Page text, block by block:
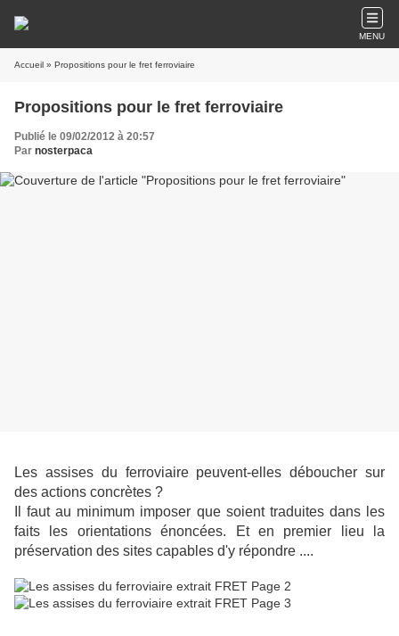
MENU
Accueil » Propositions pour le fret ferroviaire
Propositions pour le fret ferroviaire
Publié le 09/02/2012 à 20:57
Par nosterpaca
Les assises du ferroviaire peuvent-elles déboucher sur
des actions concrètes ?
Il faut au minimum imposer que soient traduites dans les
faits les orientations énoncées. Et en premier lieu la
préservation des sites capables d'y répondre ....